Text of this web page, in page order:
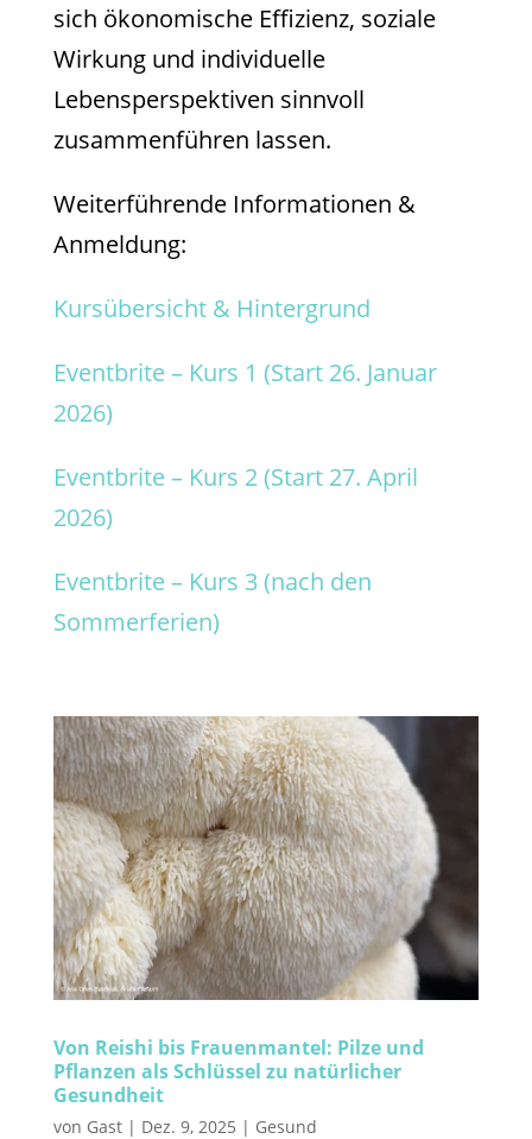
sich ökonomische Effizienz, soziale
Wirkung und individuelle
Lebensperspektiven sinnvoll
zusammenführen lassen.
Weiterführende Informationen &
Anmeldung:
Kursübersicht & Hintergrund
Eventbrite – Kurs 1 (Start 26. Januar
2026)
Eventbrite – Kurs 2 (Start 27. April
2026)
Eventbrite – Kurs 3 (nach den
Sommerferien)
Von Reishi bis Frauenmantel: Pilze und
Pflanzen als Schlüssel zu natürlicher
Gesundheit
von Gast| Dez. 9, 2025 | Gesund